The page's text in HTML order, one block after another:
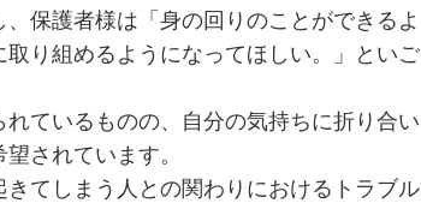
保護者様は「身の回りのことができるよ
り組めるようになってほしい。」といご
ているものの、自分の気持ちに折り合い
されています。
てしまう人との関わりにおけるトラブル